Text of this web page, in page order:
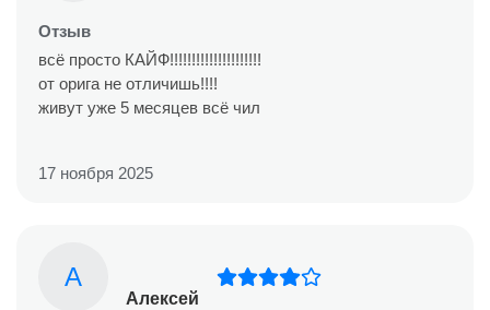
Отзыв
всё просто КАЙФ!!!!!!!!!!!!!!!!!!!!!
от орига не отличишь!!!!
живут уже 5 месяцев всё чил
17 ноября 2025
А
Алексей